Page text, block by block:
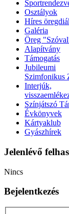
Osztályok
Híres
Galéria
Öreg
Alapítvány
Támogatás
Jubileumi
Szimfonikus
Interjúk,
Színjátszó
Évkönyvek
Kártyaklub
Gyászhírek
Jelenlévő
Nincs
Bejelentkezés